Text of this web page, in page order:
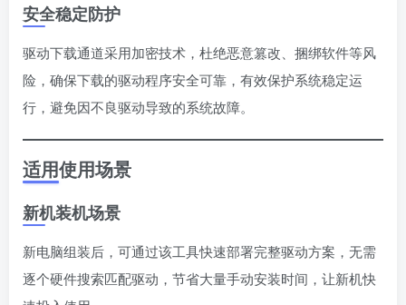
安全稳定防护
驱动下载通道采用加密技术，杜绝恶意篡改、捆绑软件等风
险，确保下载的驱动程序安全可靠，有效保护系统稳定运
行，避免因不良驱动导致的系统故障。
适用使用场景
新机装机场景
新电脑组装后，可通过该工具快速部署完整驱动方案，无需
逐个硬件搜索匹配驱动，节省大量手动安装时间，让新机快